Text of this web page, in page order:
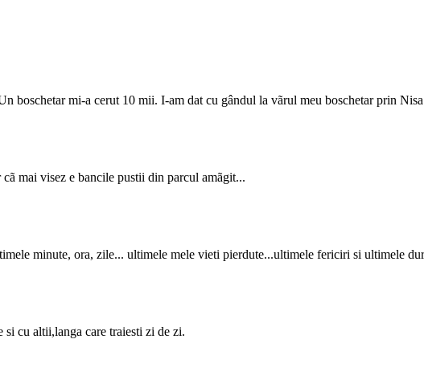
boschetar mi-a cerut 10 mii. I-am dat cu gândul la vãrul meu boschetar prin
mai visez e bancile pustii din parcul amãgit...
minute, ora, zile... ultimele mele vieti pierdute...ultimele fericiri si ultimele
cu altii,langa care traiesti zi de zi.